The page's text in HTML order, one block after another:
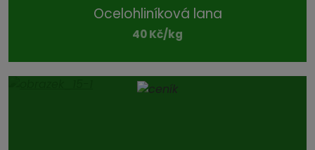
Ocelohliníková lana
40 Kč/kg